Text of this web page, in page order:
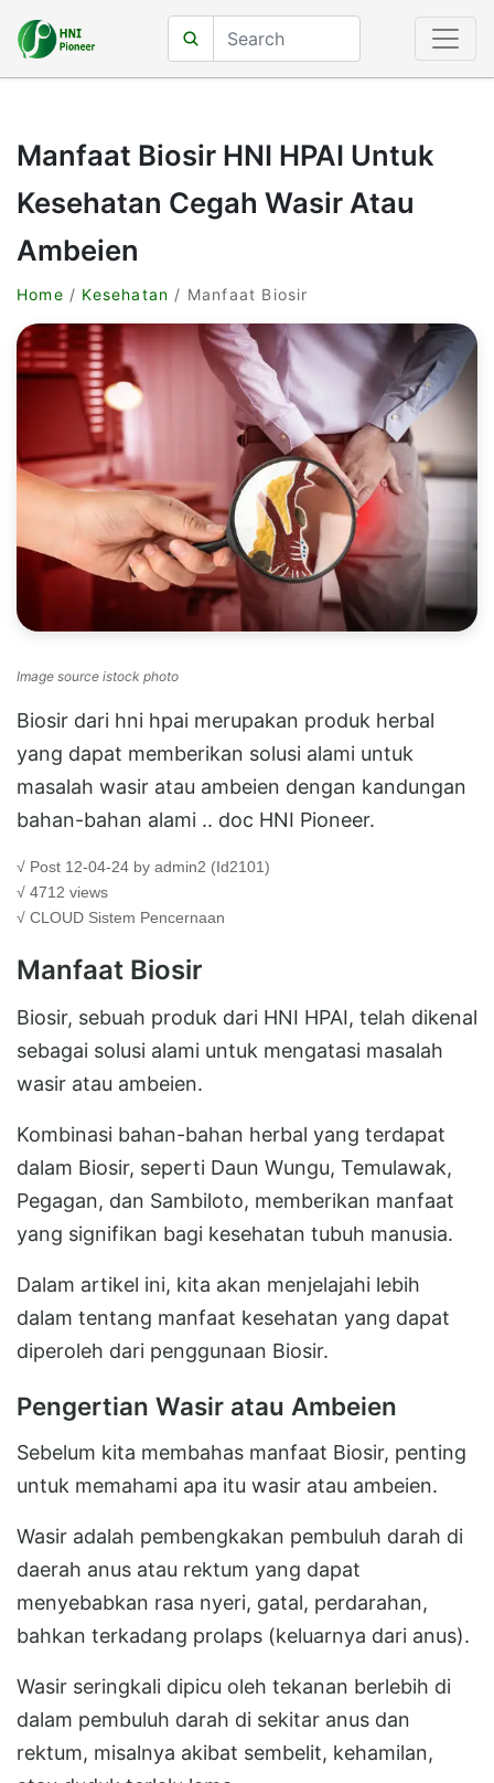
Manfaat Biosir HNI HPAI Untuk
Kesehatan Cegah Wasir Atau
Ambeien
Home / Kesehatan / Manfaat Biosir
Image source istock photo
Biosir dari hni hpai merupakan produk herbal
yang dapat memberikan solusi alami untuk
masalah wasir atau ambeien dengan kandungan
bahan-bahan alami .. doc HNI Pioneer.
√ Post 12-04-24 by admin2 (Id2101)
√ 4712 views
√ CLOUD Sistem Pencernaan
Manfaat Biosir
Biosir, sebuah produk dari HNI HPAI, telah dikenal
sebagai solusi alami untuk mengatasi masalah
wasir atau ambeien.
Kombinasi bahan-bahan herbal yang terdapat
dalam Biosir, seperti Daun Wungu, Temulawak,
Pegagan, dan Sambiloto, memberikan manfaat
yang signifikan bagi kesehatan tubuh manusia.
Dalam artikel ini, kita akan menjelajahi lebih
dalam tentang manfaat kesehatan yang dapat
diperoleh dari penggunaan Biosir.
Pengertian Wasir atau Ambeien
Sebelum kita membahas manfaat Biosir, penting
untuk memahami apa itu wasir atau ambeien.
Wasir adalah pembengkakan pembuluh darah di
daerah anus atau rektum yang dapat
menyebabkan rasa nyeri, gatal, perdarahan,
bahkan terkadang prolaps (keluarnya dari anus).
Wasir seringkali dipicu oleh tekanan berlebih di
dalam pembuluh darah di sekitar anus dan
rektum, misalnya akibat sembelit, kehamilan,